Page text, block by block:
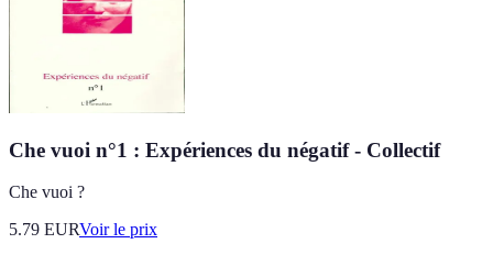
Che vuoi n°1 : Expériences du négatif - Collectif
Che vuoi ?
5.79 EURVoir le prix